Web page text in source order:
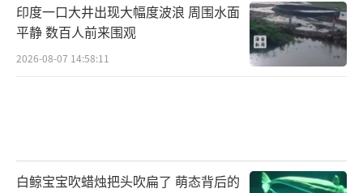
印度一口大井出现大幅度波浪 周围水面
平静 数百人前来围观
2026-08-07 14:58:11
白鲸宝宝吹蜡烛把头吹扁了 萌态背后的